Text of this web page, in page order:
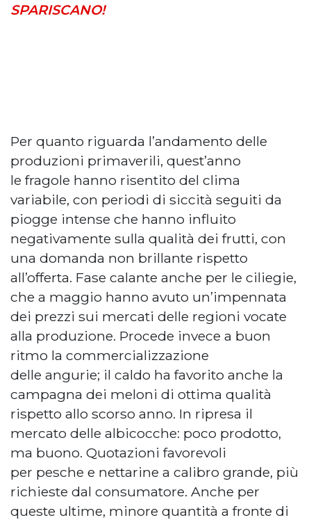
SPARISCANO!
Per quanto riguarda l’andamento delle
produzioni primaverili, quest’anno
le fragole hanno risentito del clima
variabile, con periodi di siccità seguiti da
piogge intense che hanno influito
negativamente sulla qualità dei frutti, con
una domanda non brillante rispetto
all’offerta. Fase calante anche per le ciliegie,
che a maggio hanno avuto un’impennata
dei prezzi sui mercati delle regioni vocate
alla produzione. Procede invece a buon
ritmo la commercializzazione
delle angurie; il caldo ha favorito anche la
campagna dei meloni di ottima qualità
rispetto allo scorso anno. In ripresa il
mercato delle albicocche: poco prodotto,
ma buono. Quotazioni favorevoli
per pesche e nettarine a calibro grande, più
richieste dal consumatore. Anche per
queste ultime, minore quantità a fronte di